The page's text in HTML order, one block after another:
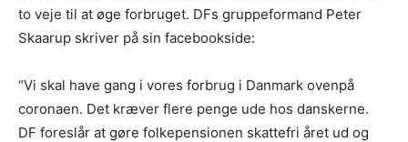
to veje til at øge forbruget. DFs gruppeformand Peter
Skaarup skriver på sin facebookside:
“Vi skal have gang i vores forbrug i Danmark ovenpå
coronaen. Det kræver flere penge ude hos danskerne.
DF foreslår at gøre folkepensionen skattefri året ud og